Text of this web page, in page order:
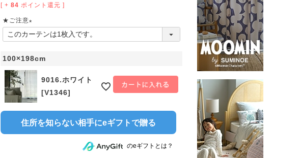
[ + 84 ポイント還元 ]
★ご注意
(
須
100×198cm
9016.ホワイト
[V1346]
住所を知らない相手にeギフトで贈る
のeギフトとは？